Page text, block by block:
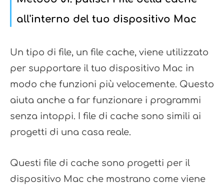
all'interno del tuo dispositivo Mac
Un tipo di file, un file cache, viene utilizzato
per supportare il tuo dispositivo Mac in
modo che funzioni più velocemente. Questo
aiuta anche a far funzionare i programmi
senza intoppi. I file di cache sono simili ai
progetti di una casa reale.
Questi file di cache sono progetti per il
dispositivo Mac che mostrano come viene